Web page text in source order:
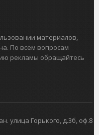
материалов,
По всем вопросам
рекламы обращайтесь
улица Горького, д.3б, оф.8